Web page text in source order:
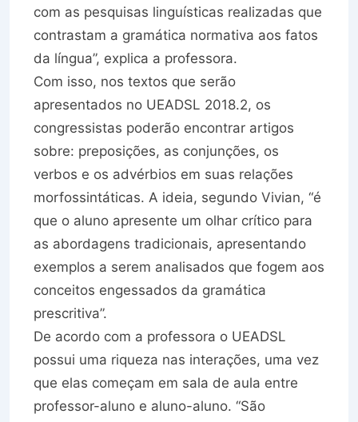
com as pesquisas linguísticas realizadas que
contrastam a gramática normativa aos fatos
da língua”, explica a professora.
Com isso, nos textos que serão
apresentados no UEADSL 2018.2, os
congressistas poderão encontrar artigos
sobre: preposições, as conjunções, os
verbos e os advérbios em suas relações
morfossintáticas. A ideia, segundo Vivian, “é
que o aluno apresente um olhar crítico para
as abordagens tradicionais, apresentando
exemplos a serem analisados que fogem aos
conceitos engessados da gramática
prescritiva”.
De acordo com a professora o UEADSL
possui uma riqueza nas interações, uma vez
que elas começam em sala de aula entre
professor-aluno e aluno-aluno. “São